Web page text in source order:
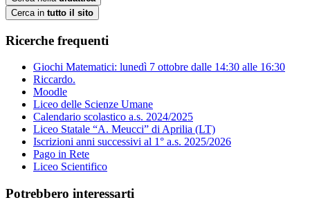
Cerca in tutto il sito
Ricerche frequenti
Giochi Matematici: lunedì 7 ottobre dalle 14:30 alle 16:30
Riccardo.
Moodle
Liceo delle Scienze Umane
Calendario scolastico a.s. 2024/2025
Liceo Statale “A. Meucci” di Aprilia (LT)
Iscrizioni anni successivi al 1° a.s. 2025/2026
Pago in Rete
Liceo Scientifico
Potrebbero interessarti